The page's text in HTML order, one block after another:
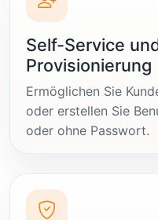
Self-Service
Provisionierung
Ermöglichen Sie
oder erstellen Sie
oder ohne Passwort.